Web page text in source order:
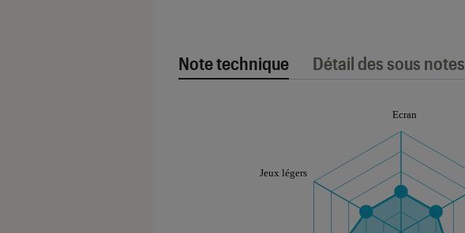
Note technique Détail des sous notes